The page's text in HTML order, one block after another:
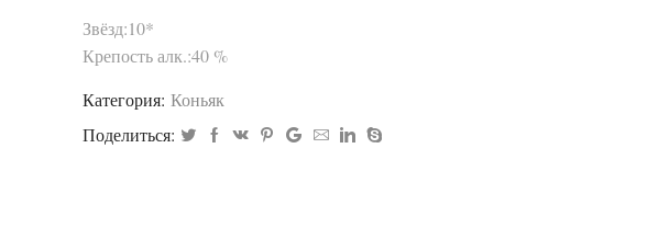
Звёзд:10*
Крепость алк.:40 %
Категория: Коньяк
Поделиться: